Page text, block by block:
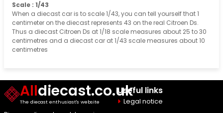
Scale : 1/43
When a diecast car is to scale 1/43, you can tell yourself that 1
centimeter on the diecast represents 43 on the real Citroen Ds.
Thus a diecast Citroen Ds at 1/18 scale measures about 25 to 30
centimetres and a diecast car at 1/43 scale measures about 10
centimetres
Alldiecast.co.uk
The diecast enthusiast's website
Useful links
Legal notice